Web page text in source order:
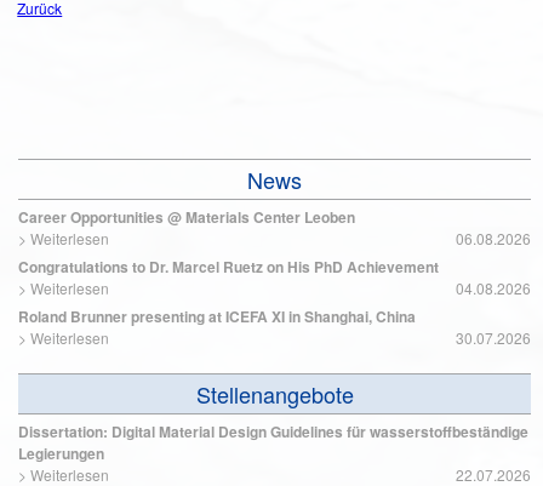
Zurück
News
Career Opportunities @ Materials Center Leoben
> Weiterlesen 06.08.2026
Congratulations to Dr. Marcel Ruetz on His PhD Achievement
> Weiterlesen 04.08.2026
Roland Brunner presenting at ICEFA XI in Shanghai, China
> Weiterlesen 30.07.2026
Stellenangebote
Dissertation: Digital Material Design Guidelines für wasserstoffbeständige
Legierungen
> Weiterlesen 22.07.2026